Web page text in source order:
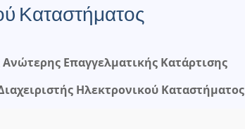
Καταστήματος
Ανώτερης Επαγγελματικής Κατάρτισης
Ηλεκτρονικού Καταστήματος